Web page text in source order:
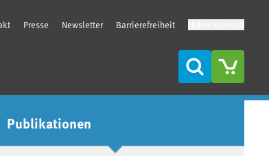
Presse Newsletter Barrierefreiheit
Suche
Seitenleiste
Publikationen